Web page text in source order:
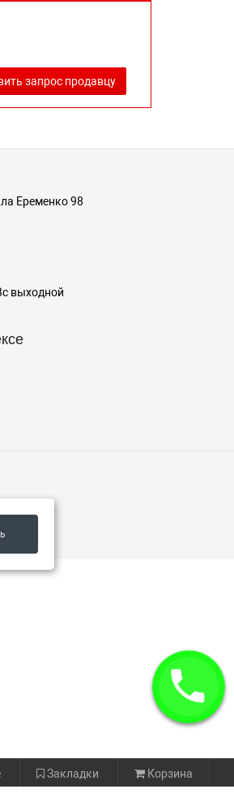
запрос продавцу
Еременко 98
выходной
Закладки Корзина